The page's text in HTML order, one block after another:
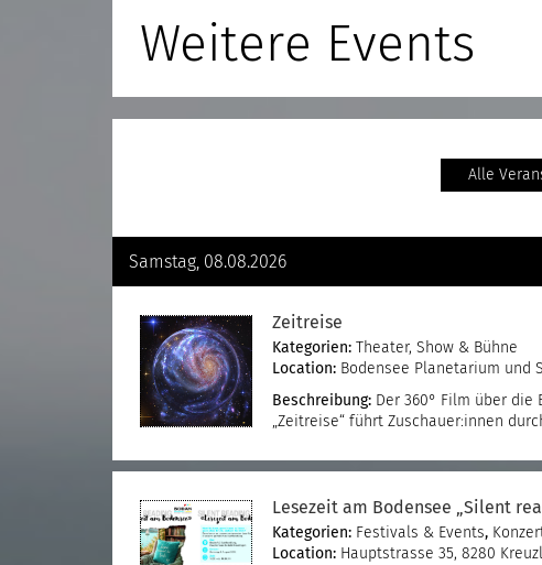
Weitere Events
Alle
Samstag, 08.08.2026
Zeitreise
Kategorien:
Theater, Show & Bühne
Location: Bodensee Planetarium und
Beschreibung: Der 360° Film über die
„Zeitreise“ führt Zuschauer:innen
Lesezeit am Bodensee „Silent
Kategorien: Festivals & Events,
Location: Hauptstrasse 35, 8280